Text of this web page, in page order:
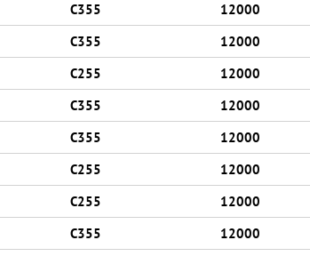
С355 12000
С355 12000
С255 12000
С355 12000
С355 12000
С255 12000
С255 12000
С355 12000